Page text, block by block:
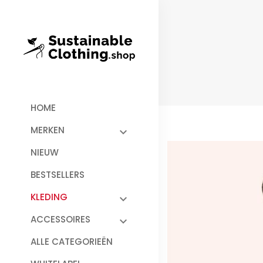
HOME
MERKEN
NIEUW
BESTSELLERS
KLEDING
ACCESSOIRES
ALLE CATEGORIEËN